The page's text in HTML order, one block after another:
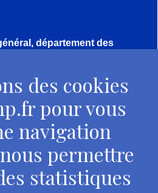
département des
des cookies
pour vous
navigation
permettre
statistiques